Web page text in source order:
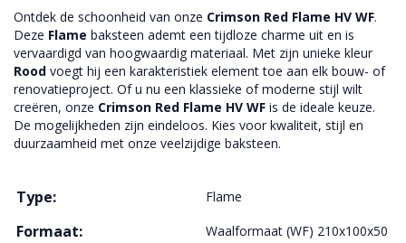
Ontdek de schoonheid van onze Crimson Red Flame HV WF.
Deze Flame baksteen ademt een tijdloze charme uit en is
vervaardigd van hoogwaardig materiaal. Met zijn unieke kleur
Rood voegt hij een karakteristiek element toe aan elk bouw- of
renovatieproject. Of u nu een klassieke of moderne stijl wilt
creëren, onze Crimson Red Flame HV WF is de ideale keuze.
De mogelijkheden zijn eindeloos. Kies voor kwaliteit, stijl en
duurzaamheid met onze veelzijdige baksteen.
Type: Flame
Formaat: Waalformaat (WF) 210x100x50